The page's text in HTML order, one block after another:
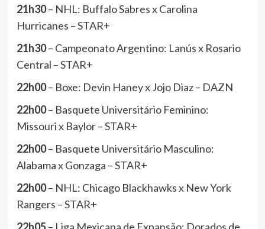
21h30– NHL: Buffalo Sabres x Carolina
Hurricanes – STAR+
21h30– Campeonato Argentino: Lanús x Rosario
Central – STAR+
22h00– Boxe: Devin Haney x Jojo Diaz – DAZN
22h00– Basquete Universitário Feminino:
Missouri x Baylor – STAR+
22h00– Basquete Universitário Masculino:
Alabama x Gonzaga – STAR+
22h00– NHL: Chicago Blackhawks x New York
Rangers – STAR+